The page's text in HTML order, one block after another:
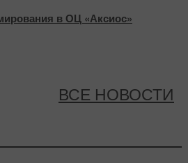
в ОЦ «Аксиос»
ВСЕ НОВОСТИ